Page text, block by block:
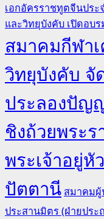
เอกอัครราชทูตจีนประ
และวิทยุบังคับ เปิดอบ
สมาคมกีฬา
วิทยุบังคับ
ประลองปัญ
ชิงถ้วยพระ
พระเจ้าอยู่หั
ปัตตานี สมาคมผู้
ประสานมิตร (ฝ่ายปร